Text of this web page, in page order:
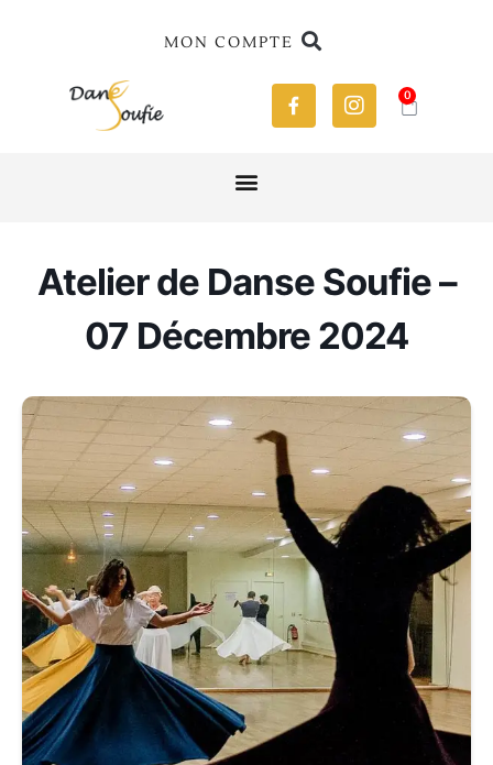
MON COMPTE
0
Atelier de Danse Soufie –
07 Décembre 2024